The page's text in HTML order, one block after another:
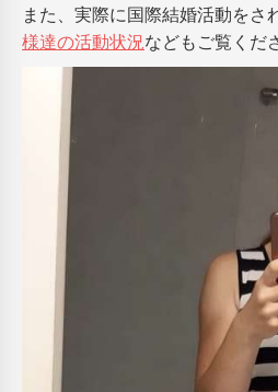
また、実際に国際結婚活動をさ
様達の活動状況などもご覧くだ